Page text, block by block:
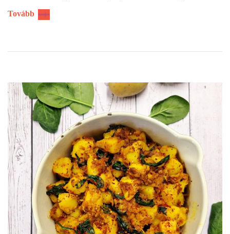
Tovább